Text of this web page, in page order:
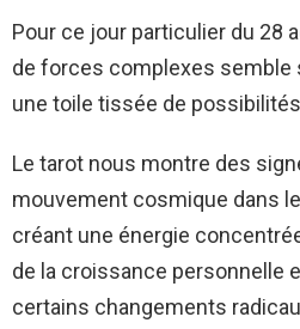
Pour ce jour particulier du 28
de forces complexes semble
une toile tissée de
Le tarot nous montre des
mouvement cosmique dans
créant une énergie
de la croissance personnelle
certains changements